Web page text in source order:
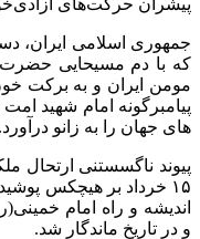
جمهوری اسلامی ایران،
که با دم مسیحایی
مومن ایران و به برکت
پیامبرگونه امام شهید
های جهان را به زانو درآورد.
پیوند ناگسستنی ارتحال
۱۵ خرداد بر هیچکس
اندیشه و راه امام
و در تاریخ ماندگار شد.